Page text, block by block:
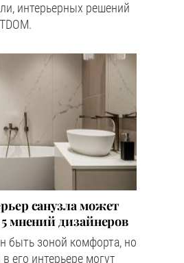
интерьерных решений
санузла может
мнений дизайнеров
быть зоной комфорта, но
его интерьере могут